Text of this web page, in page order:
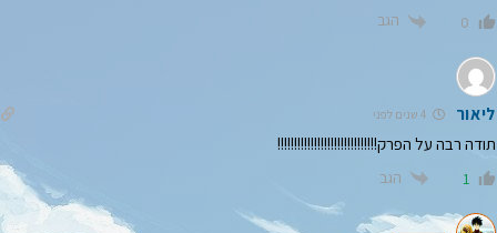
0 הגב
ליאור 4 שנים לפני
תודה רבה על הפרק!!!!!!!!!!!!!!!!!!!!!!!!!!!!!!
1 הגב